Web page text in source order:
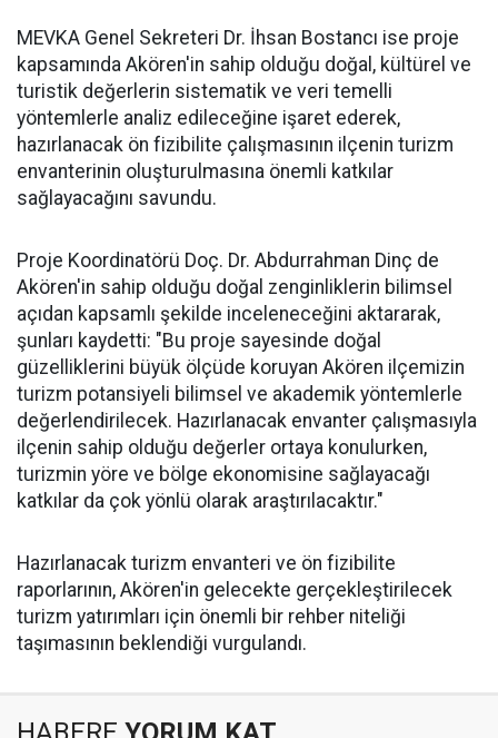
MEVKA Genel Sekreteri Dr. İhsan Bostancı ise proje
kapsamında Akören'in sahip olduğu doğal, kültürel ve
turistik değerlerin sistematik ve veri temelli
yöntemlerle analiz edileceğine işaret ederek,
hazırlanacak ön fizibilite çalışmasının ilçenin turizm
envanterinin oluşturulmasına önemli katkılar
sağlayacağını savundu.
Proje Koordinatörü Doç. Dr. Abdurrahman Dinç de
Akören'in sahip olduğu doğal zenginliklerin bilimsel
açıdan kapsamlı şekilde inceleneceğini aktararak,
şunları kaydetti: "Bu proje sayesinde doğal
güzelliklerini büyük ölçüde koruyan Akören ilçemizin
turizm potansiyeli bilimsel ve akademik yöntemlerle
değerlendirilecek. Hazırlanacak envanter çalışmasıyla
ilçenin sahip olduğu değerler ortaya konulurken,
turizmin yöre ve bölge ekonomisine sağlayacağı
katkılar da çok yönlü olarak araştırılacaktır."
Hazırlanacak turizm envanteri ve ön fizibilite
raporlarının, Akören'in gelecekte gerçekleştirilecek
turizm yatırımları için önemli bir rehber niteliği
taşımasının beklendiği vurgulandı.